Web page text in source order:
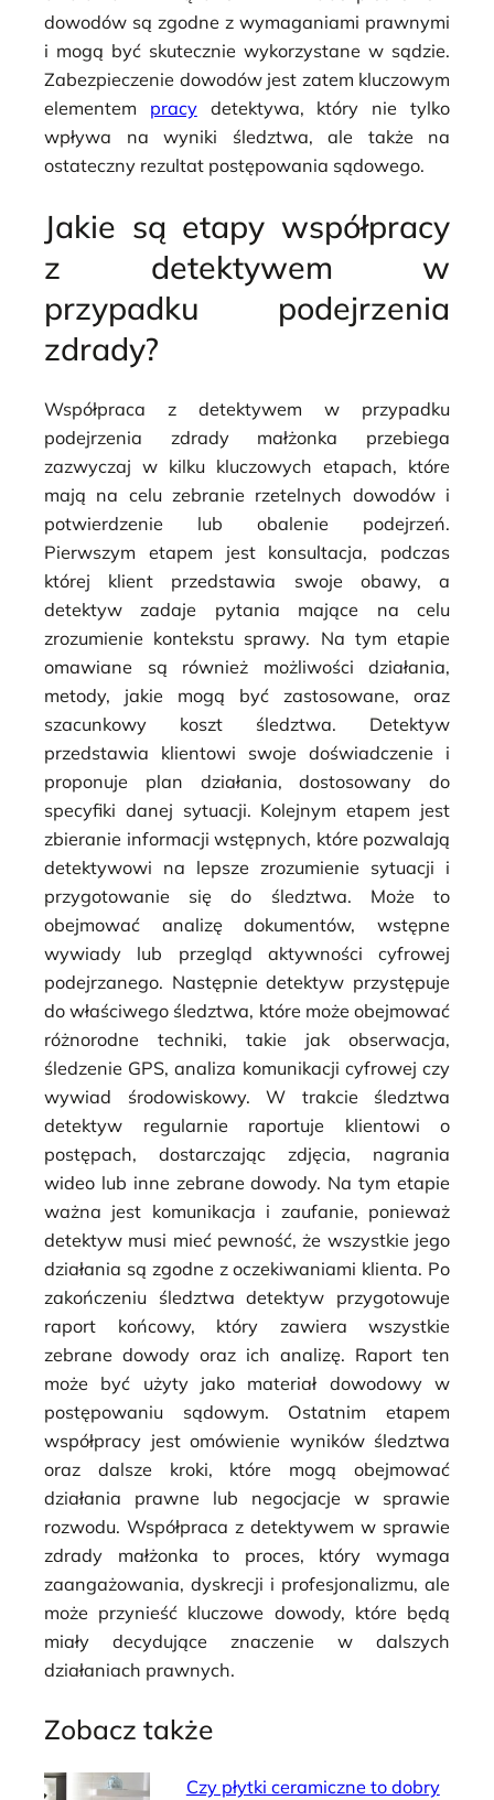
dowodów są zgodne z wymaganiami prawnymi
i mogą być skutecznie wykorzystane w sądzie.
Zabezpieczenie dowodów jest zatem kluczowym
elementem pracydetektywa, który nie tylko
wpływa na wyniki śledztwa, ale także na
ostateczny rezultat postępowania sądowego.
Jakie są etapy współpracy
z detektywem w
przypadku podejrzenia
zdrady?
Współpraca z detektywem w przypadku
podejrzenia zdrady małżonka przebiega
zazwyczaj w kilku kluczowych etapach, które
mają na celu zebranie rzetelnych dowodów i
potwierdzenie lub obalenie podejrzeń.
Pierwszym etapem jest konsultacja, podczas
której klient przedstawia swoje obawy, a
detektyw zadaje pytania mające na celu
zrozumienie kontekstu sprawy. Na tym etapie
omawiane są również możliwości działania,
metody, jakie mogą być zastosowane, oraz
szacunkowy koszt śledztwa. Detektyw
przedstawia klientowi swoje doświadczenie i
proponuje plan działania, dostosowany do
specyfiki danej sytuacji. Kolejnym etapem jest
zbieranie informacji wstępnych, które pozwalają
detektywowi na lepsze zrozumienie sytuacji i
przygotowanie się do śledztwa. Może to
obejmować analizę dokumentów, wstępne
wywiady lub przegląd aktywności cyfrowej
podejrzanego. Następnie detektyw przystępuje
do właściwego śledztwa, które może obejmować
różnorodne techniki, takie jak obserwacja,
śledzenie GPS, analiza komunikacji cyfrowej czy
wywiad środowiskowy. W trakcie śledztwa
detektyw regularnie raportuje klientowi o
postępach, dostarczając zdjęcia, nagrania
wideo lub inne zebrane dowody. Na tym etapie
ważna jest komunikacja i zaufanie, ponieważ
detektyw musi mieć pewność, że wszystkie jego
działania są zgodne z oczekiwaniami klienta. Po
zakończeniu śledztwa detektyw przygotowuje
raport końcowy, który zawiera wszystkie
zebrane dowody oraz ich analizę. Raport ten
może być użyty jako materiał dowodowy w
postępowaniu sądowym. Ostatnim etapem
współpracy jest omówienie wyników śledztwa
oraz dalsze kroki, które mogą obejmować
działania prawne lub negocjacje w sprawie
rozwodu. Współpraca z detektywem w sprawie
zdrady małżonka to proces, który wymaga
zaangażowania, dyskrecji i profesjonalizmu, ale
może przynieść kluczowe dowody, które będą
miały decydujące znaczenie w dalszych
działaniach prawnych.
Zobacz także
Czy płytki ceramiczne to dobry